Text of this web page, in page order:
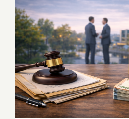
Bibob-onderzoek
voor